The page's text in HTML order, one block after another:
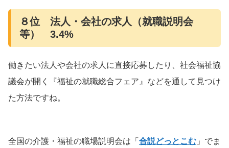
８位 法人・会社の求人（就職説明会
等） 3.4%
働きたい法人や会社の求人に直接応募したり、社会福祉協
議会が開く『福祉の就職総合フェア』などを通して見つけ
た方法ですね。
全国の介護・福祉の職場説明会は「 合説どっとこむ 」でま